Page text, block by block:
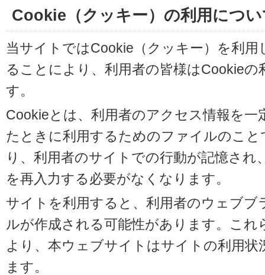
Cookie（クッキー）の利用につ
当サイトではCookie（クッキー）を利
ることにより、利用者の皆様はCookie
す。
Cookieとは、利用者のアクセス情報を
たときに利用するためのファイルのこ
り、利用者のサイトでの行動が記憶さ
を再入力する必要がなくなります。
サイトを利用すると、利用者のウェブ
ルが作成される可能性があります。こ
より、本ウェブサイトはサイトの利用
ます。